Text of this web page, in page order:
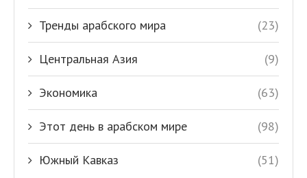
Тренды арабского мира (23)
Центральная Азия (9)
Экономика (63)
Этот день в арабском мире (98)
Южный Кавказ (51)